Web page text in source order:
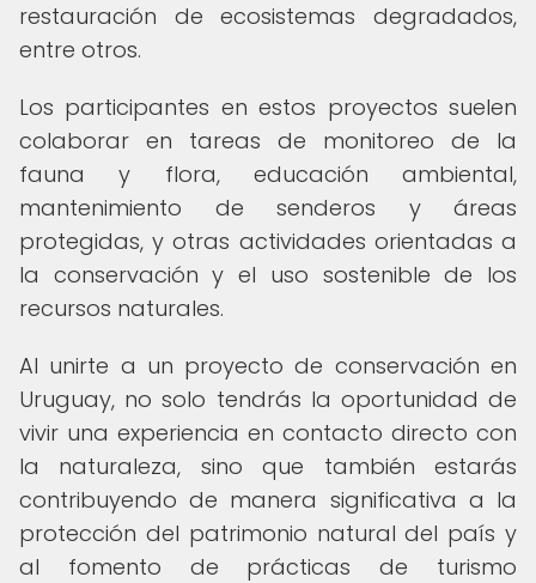
restauración de ecosistemas degradados,
entre otros.
Los participantes en estos proyectos suelen
colaborar en tareas de monitoreo de la
fauna y flora, educación ambiental,
mantenimiento de senderos y áreas
protegidas, y otras actividades orientadas a
la conservación y el uso sostenible de los
recursos naturales.
Al unirte a un proyecto de conservación en
Uruguay, no solo tendrás la oportunidad de
vivir una experiencia en contacto directo con
la naturaleza, sino que también estarás
contribuyendo de manera significativa a la
protección del patrimonio natural del país y
al fomento de prácticas de turismo